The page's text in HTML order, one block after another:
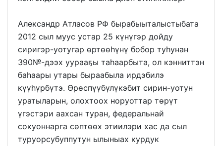
Александр Атласов РФ бырабыыталыстыбата
2012 сыл муус устар 25 күнүгэр дойду
сиригэр-уотугар өртөөһүнү бобор туһунан
390№-дээх уурааҕы таһаарбыта, ол кэнниттэн
баһаары утары быраабыла ирдэбилэ
күүһүрбүтэ. Өрөспүүбүлүкэбит сирин-уотун
уратыларын, олохтоох норуоттар төрүт
үгэстэри аахсан туран, федеральнай
сокуоннарга сөптөөх этиилэри хас да сыл
туруорсубуппутун ылыныах курдук